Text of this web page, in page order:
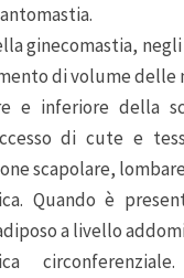
ginecomastia, negli
di volume delle
e inferiore della
di cute e
scapolare,
Quando è
a livello